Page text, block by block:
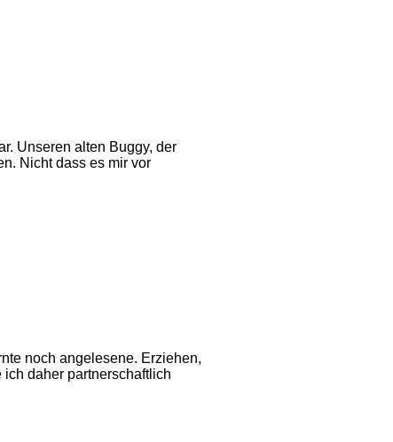
Unseren alten Buggy, der
Nicht dass es mir vor
noch angelesene. Erziehen,
daher partnerschaftlich